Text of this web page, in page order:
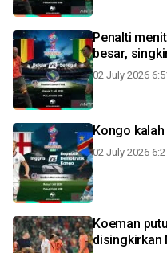
Penalti
besar,
02 July 2026
Kongo
02 July 2026
Koeman
disingkirkan